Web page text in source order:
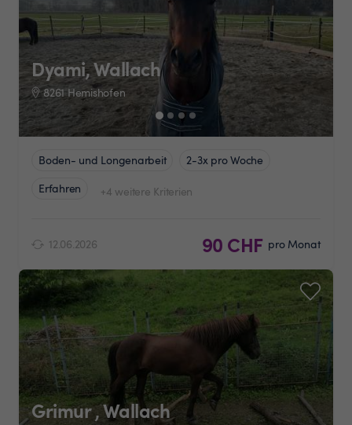
Dyami, Wallach
8261 Hemishofen
Boden- und Longenarbeit
2-3x pro Woche
Erfahren
+4 weitere Kriterien
12.06.2026 90 CHF pro Monat
Grimur , Wallach